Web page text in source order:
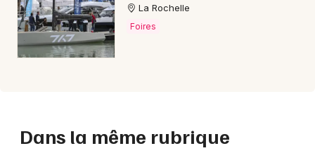
La Rochelle
Foires
Dans la même rubrique